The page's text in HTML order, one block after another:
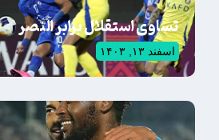
تساوی استقلال برابر النصر
اسفند ۱۳, ۱۴۰۳